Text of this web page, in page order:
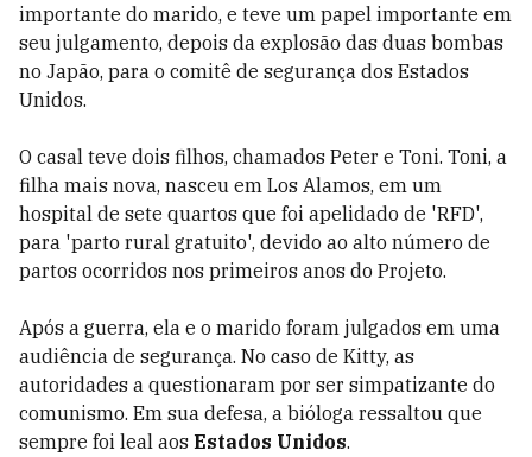
importante do marido, e teve um papel importante em
seu julgamento, depois da explosão das duas bombas
no Japão, para o comitê de segurança dos Estados
Unidos.
O casal teve dois filhos, chamados Peter e Toni. Toni, a
filha mais nova, nasceu em Los Alamos, em um
hospital de sete quartos que foi apelidado de 'RFD',
para 'parto rural gratuito', devido ao alto número de
partos ocorridos nos primeiros anos do Projeto.
Após a guerra, ela e o marido foram julgados em uma
audiência de segurança. No caso de Kitty, as
autoridades a questionaram por ser simpatizante do
comunismo. Em sua defesa, a bióloga ressaltou que
sempre foi leal aos Estados Unidos.